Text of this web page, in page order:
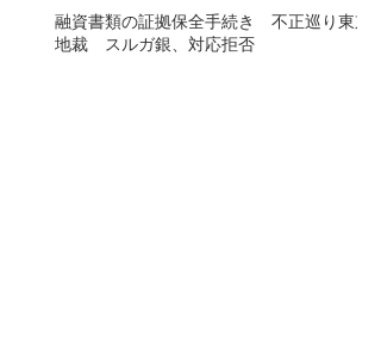
融資書類の証拠保全手続き 不正巡り東京
地裁 スルガ銀、対応拒否